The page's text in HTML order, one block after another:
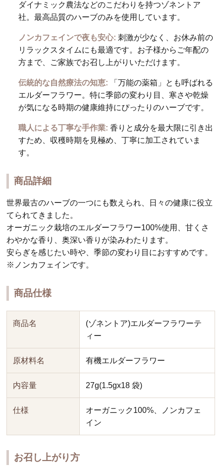
ダイナミック農法などのこだわりを持つゾネントア
社。最高品質のハーブのみを使用しています。
ノンカフェインで夜も安心: 刺激が少なく、お休み前の
リラックスタイムにも最適です。お子様からご年配の
方まで、ご家族でお召し上がりいただけます。
伝統的な自然療法の知恵: 「万能の薬箱」とも呼ばれる
エルダーフラワー。特に季節の変わり目、寒さや乾燥
が気になる時期の健康維持にぴったりのハーブです。
職人による丁寧な手作業: 香りと成分を最大限に引き出
すため、収穫時期を見極め、丁寧に加工されていま
す。
商品詳細
世界最古のハーブの一つにも数えられ、日々の健康に役立
てられてきました。
オーガニック栽培のエルダーフラワー100%使用、甘くさ
わやかな香り、奥深い香りが染みわたります。
安らぎを感じたい時や、季節の変わり目におすすめです。
※ノンカフェインです。
商品仕様
商品名
(ゾネントア)エルダーフラワーテ
ィー
原材料名 有機エルダーフラワー
内容量 27g(1.5gx18 袋)
仕様
オーガニック100%、ノンカフェ
イン
お召し上がり方